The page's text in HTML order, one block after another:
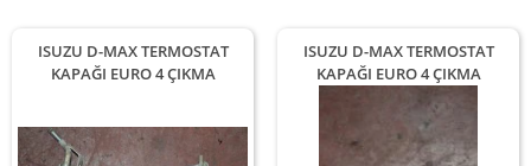
ISUZU D-MAX TERMOSTAT
KAPAĞI EURO 4 ÇIKMA
ISUZU D-MAX TERMOSTAT
KAPAĞI EURO 4 ÇIKMA